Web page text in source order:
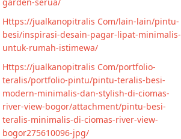
Https://jualkanopitralis Com/lain-lain/pintu-
besi/inspirasi-desain-pagar-lipat-minimalis-
untuk-rumah-istimewa/
Https://jualkanopitralis Com/portfolio-
teralis/portfolio-pintu/pintu-teralis-besi-
modern-minimalis-dan-stylish-di-ciomas-
river-view-bogor/attachment/pintu-besi-
teralis-minimalis-di-ciomas-river-view-
bogor275610096-jpg/